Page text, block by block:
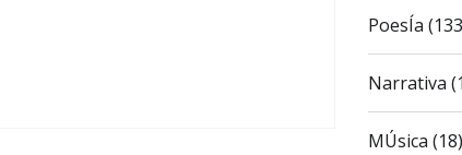
PoesÍa
Narrativa
MÚsica (18)